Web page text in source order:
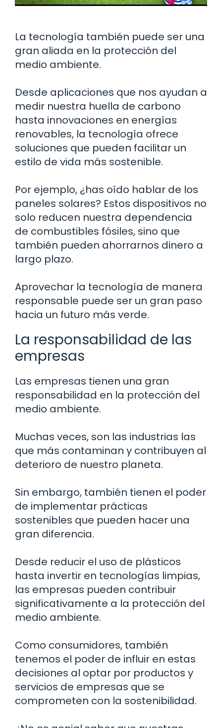
La tecnología también puede ser una
gran aliada en la protección del
medio ambiente.
Desde aplicaciones que nos ayudan a
medir nuestra huella de carbono
hasta innovaciones en energías
renovables, la tecnología ofrece
soluciones que pueden facilitar un
estilo de vida más sostenible.
Por ejemplo, ¿has oído hablar de los
paneles solares? Estos dispositivos no
solo reducen nuestra dependencia
de combustibles fósiles, sino que
también pueden ahorrarnos dinero a
largo plazo.
Aprovechar la tecnología de manera
responsable puede ser un gran paso
hacia un futuro más verde.
La responsabilidad de las
empresas
Las empresas tienen una gran
responsabilidad en la protección del
medio ambiente.
Muchas veces, son las industrias las
que más contaminan y contribuyen al
deterioro de nuestro planeta.
Sin embargo, también tienen el poder
de implementar prácticas
sostenibles que pueden hacer una
gran diferencia.
Desde reducir el uso de plásticos
hasta invertir en tecnologías limpias,
las empresas pueden contribuir
significativamente a la protección del
medio ambiente.
Como consumidores, también
tenemos el poder de influir en estas
decisiones al optar por productos y
servicios de empresas que se
comprometen con la sostenibilidad.